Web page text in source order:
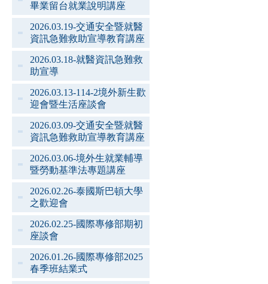
畢業留台就業說明講座
2026.03.19-交通安全暨就醫
資訊急難救助宣導教育講座
2026.03.18-就醫資訊急難救
助宣導
2026.03.13-114-2境外新生歡
迎會暨生活座談會
2026.03.09-交通安全暨就醫
資訊急難救助宣導教育講座
2026.03.06-境外生就業輔導
暨勞動基準法專題講座
2026.02.26-泰國斯巴頓大學
之歡迎會
2026.02.25-國際專修部期初
座談會
2026.01.26-國際專修部2025
春季班結業式